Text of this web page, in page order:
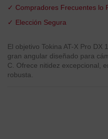
✓ Compradores Frecuentes lo
✓ Elección Segura
El objetivo Tokina AT-X Pro
gran angular diseñado para
C. Ofrece nitidez excepcional,
robusta.